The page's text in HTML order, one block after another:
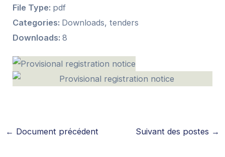
File Type: pdf
Categories: Downloads, tenders
Downloads:8
← Document précédent Suivant des postes →